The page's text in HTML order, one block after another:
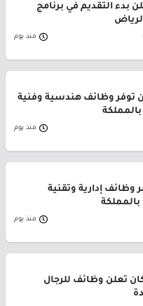
بدء التقديم في برنامج
منذ يوم
توفر وظائف هندسية وفنية
منذ يوم
وظائف إدارية وتقنية
منذ يوم
تعلن وظائف للرجال